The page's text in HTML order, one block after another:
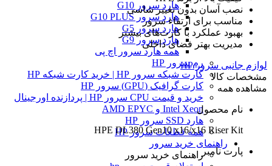
هارد سرور G10
هارد سرور G10 PLUS
هارد سرور G5
هارد سرور G9
همه هارد سرور اچ پی
رم سرور HP
کارت شبکه سرور HP | خرید کارت شبکه HP
کارت گرافیک (GPU) سرور HP
خرید و قیمت CPU سرور HP | پردازنده اورجینال
Intel Xeon و AMD EPYC
هارد SSD سرور HP
همه قطعات سرور HP
راهنمای خرید سرور
راهنمای خرید سرور
نصب آسان بدون تغییر شاسی
مناسب برای ارتقاء سرور
بهبود عملکرد با کارت‌های بیشتر
مدیریت بهتر فضای داخلی
لوازم جانبی سرور HP
مشخصات کالا
مشاهده همه
نام محصول
HPE DL380 Gen10 x16/x16 Riser Kit
پارت نامبر